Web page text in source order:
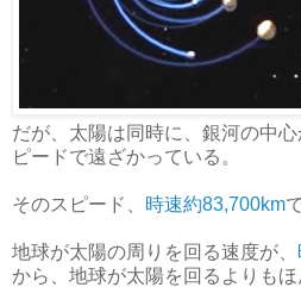
だが、太陽は同時に、銀河の中
ピードで遠ざかっている。
そのスピード、 時速約83,700km
地球が太陽の周りを回る速度が、
から、地球が太陽を回るよりも